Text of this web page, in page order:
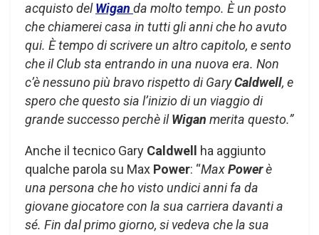
acquisto delWigan da molto tempo. È un posto
che chiamerei casa in tutti gli anni che ho avuto
qui. È tempo di scrivere un altro capitolo, e sento
che il Club sta entrando in una nuova era. Non
c’è nessuno più bravo rispetto di GaryCaldwell, e
spero che questo sia l’inizio di un viaggio di
grande successo perchè ilWigan merita questo.”
Anche il tecnico Gary Caldwell ha aggiunto
qualche parola su Max Power: “MaxPowerè
una persona che ho visto undici anni fa da
giovane giocatore con la sua carriera davanti a
sé. Fin dal primo giorno, si vedeva che la sua